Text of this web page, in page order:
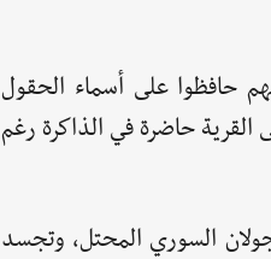
حافظوا على أسماء الحقول
القرية حاضرة في الذاكرة رغم
السوري المحتل، وتجسد